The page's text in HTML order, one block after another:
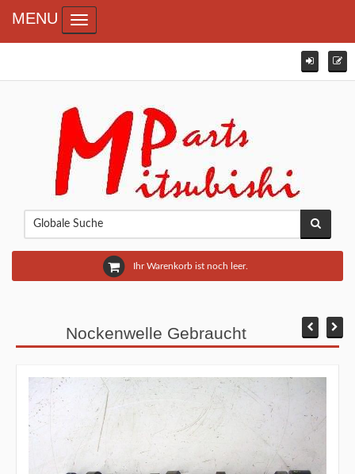
Ihr Warenkorb ist noch leer.
MENU Toggle navigation
Nockenwelle Gebraucht